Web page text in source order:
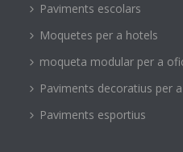
Paviments escolars
Moquetes per a hotels
moqueta modular per a
Paviments decoratius per
Paviments esportius